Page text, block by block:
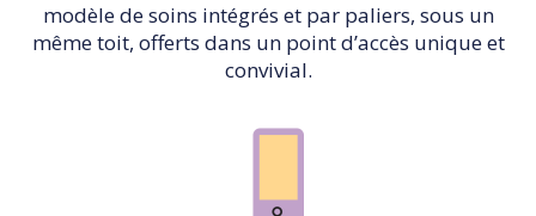
modèle de soins intégrés et par paliers, sous un
même toit, offerts dans un point d’accès unique et
convivial.